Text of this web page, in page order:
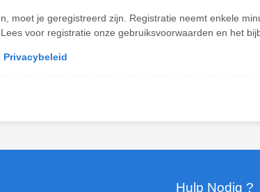
moet je geregistreerd zijn. Registratie neemt enkele
voor registratie onze gebruiksvoorwaarden en het
Privacybeleid
Hulp Nodig ?